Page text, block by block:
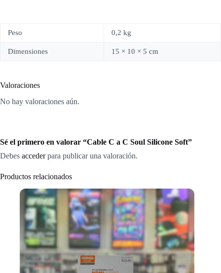
Peso 0,2 kg
Dimensiones 15 × 10 × 5 cm
Valoraciones
No hay valoraciones aún.
Sé el primero en valorar “Cable C a C Soul Silicone Soft”
Debes accederpara publicar una valoración.
Productos relacionados